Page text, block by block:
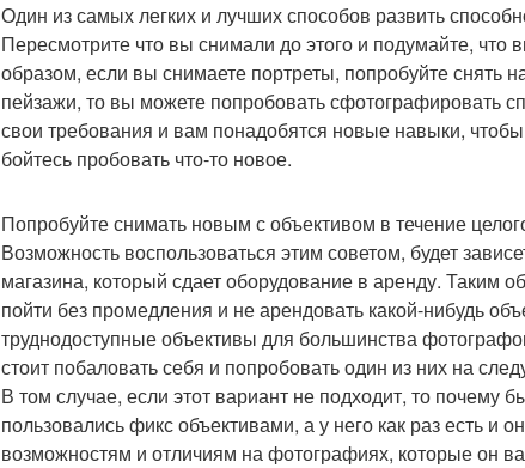
Один из самых легких и лучших способов развить
Пересмотрите что вы снимали до этого и подумайте,
образом, если вы снимаете портреты, попробуйте снять
пейзажи, то вы можете попробовать сфотографировать
свои требования и вам понадобятся новые навыки,
бойтесь пробовать что-то новое.
Попробуйте снимать новым с объективом в течение
Возможность воспользоваться этим советом, будет
магазина, который сдает оборудование в аренду. Таким
пойти без промедления и не арендовать какой-нибудь
труднодоступные объективы для большинства
стоит побаловать себя и попробовать один из них на
В том случае, если этот вариант не подходит, то почему
пользовались фикс объективами, а у него как раз есть и
возможностям и отличиям на фотографиях, которые он